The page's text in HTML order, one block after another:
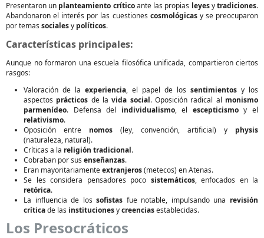
Presentaron un planteamiento críticoante las propias leyesytradiciones.
Abandonaron el interés por las cuestiones cosmológicasy se preocuparon
por temas socialesy políticos.
Características principales:
Aunque no formaron una escuela filosófica unificada, compartieron ciertos
rasgos:
Valoración de la experiencia, el papel de los sentimientos y los
aspectos prácticos de lavida social. Oposición radical al monismo
parmenídeo. Defensa del individualismo, el escepticismoy el
relativismo.
Oposición entre nomos(ley, convención, artificial) y physis
(naturaleza, natural).
Críticas a la religión tradicional.
Cobraban por sus enseñanzas.
Eran mayoritariamenteextranjeros(metecos) en Atenas.
Se les considera pensadores poco sistemáticos, enfocados en la
retórica.
La influencia de lossofistas fue notable, impulsando una revisión
críticade las institucionesycreenciasestablecidas.
Los Presocráticos